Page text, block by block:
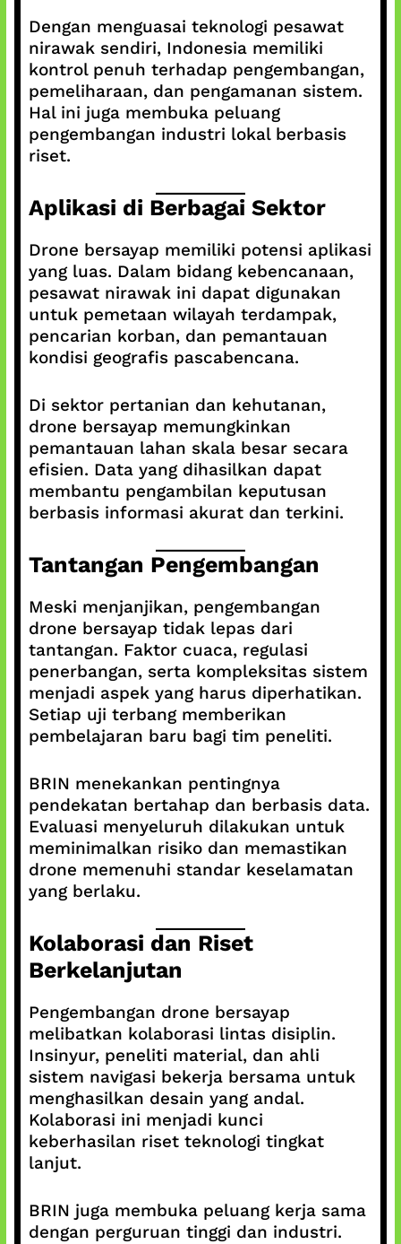
Dengan menguasai teknologi pesawat
nirawak sendiri, Indonesia memiliki
kontrol penuh terhadap pengembangan,
pemeliharaan, dan pengamanan sistem.
Hal ini juga membuka peluang
pengembangan industri lokal berbasis
riset.
Aplikasi di Berbagai Sektor
Drone bersayap memiliki potensi aplikasi
yang luas. Dalam bidang kebencanaan,
pesawat nirawak ini dapat digunakan
untuk pemetaan wilayah terdampak,
pencarian korban, dan pemantauan
kondisi geografis pascabencana.
Di sektor pertanian dan kehutanan,
drone bersayap memungkinkan
pemantauan lahan skala besar secara
efisien. Data yang dihasilkan dapat
membantu pengambilan keputusan
berbasis informasi akurat dan terkini.
Tantangan Pengembangan
Meski menjanjikan, pengembangan
drone bersayap tidak lepas dari
tantangan. Faktor cuaca, regulasi
penerbangan, serta kompleksitas sistem
menjadi aspek yang harus diperhatikan.
Setiap uji terbang memberikan
pembelajaran baru bagi tim peneliti.
BRIN menekankan pentingnya
pendekatan bertahap dan berbasis data.
Evaluasi menyeluruh dilakukan untuk
meminimalkan risiko dan memastikan
drone memenuhi standar keselamatan
yang berlaku.
Kolaborasi dan Riset
Berkelanjutan
Pengembangan drone bersayap
melibatkan kolaborasi lintas disiplin.
Insinyur, peneliti material, dan ahli
sistem navigasi bekerja bersama untuk
menghasilkan desain yang andal.
Kolaborasi ini menjadi kunci
keberhasilan riset teknologi tingkat
lanjut.
BRIN juga membuka peluang kerja sama
dengan perguruan tinggi dan industri.